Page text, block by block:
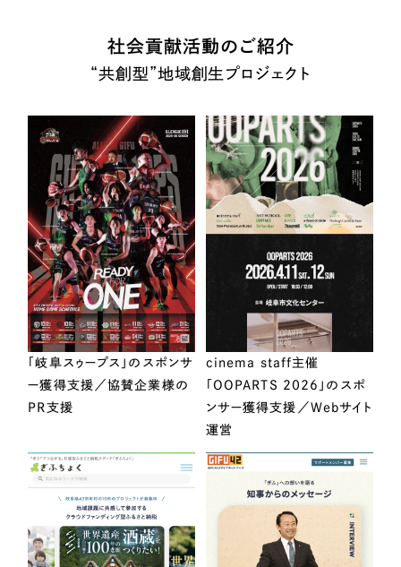
社会貢献活動のご紹介
“共創型”地域創生プロジェクト
「岐阜スゥープス」のスポンサ
ー獲得支援／協賛企業様の
PR支援
cinema staff主催
「OOPARTS 2026」のスポ
ンサー獲得支援／Webサイト
運営